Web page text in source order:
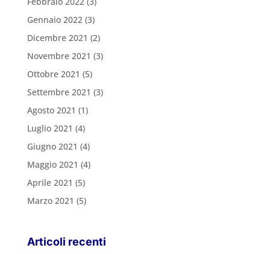
Gennaio 2022(3)
Dicembre 2021 (2)
Novembre 2021 (3)
Ottobre 2021 (5)
Settembre 2021 (3)
Agosto 2021 (1)
Luglio 2021 (4)
Giugno 2021 (4)
Maggio 2021 (4)
Aprile 2021 (5)
Marzo 2021 (5)
Articoli recenti